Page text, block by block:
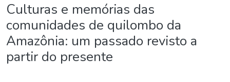
Culturas e memórias das
comunidades de quilombo da
Amazônia: um passado revisto a
partir do presente